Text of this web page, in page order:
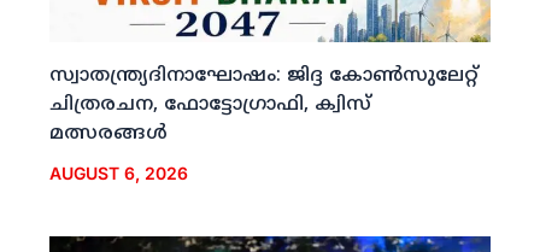
സ്വാതന്ത്ര്യദിനാഘോഷം: ജിദ്ദ കോണ്‍സുലേറ്റ്
ചിത്രരചന, ഫോട്ടോഗ്രാഫി, ക്വിസ്
മത്സരങ്ങള്‍
AUGUST 6, 2026